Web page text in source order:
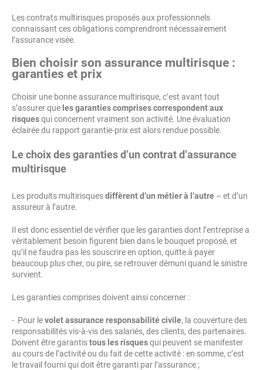
Les contrats multirisques proposés aux professionnels
connaissant ces obligations comprendront nécessairement
l’assurance visée.
Bien choisir son assurance multirisque :
garanties et prix
Choisir une bonne assurance multirisque, c’est avant tout
s’assurer que les garanties comprises correspondent aux
risquesqui concernent vraiment son activité. Une évaluation
éclairée du rapport garantie-prix est alors rendue possible.
Le choix des garanties d’un contrat d’assurance
multirisque
Les produits multirisquesdiffèrent d’un métier à l’autre – et d’un
assureur à l’autre.
Il est donc essentiel de vérifier que les garanties dont l’entreprise a
véritablement besoin figurent bien dans le bouquet proposé, et
qu’il ne faudra pas les souscrire en option, quitte à payer
beaucoup plus cher, ou pire, se retrouver démuni quand le sinistre
survient.
Les garanties comprises doivent ainsi concerner :
- Pour levolet assurance responsabilité civile, la couverture des
responsabilités vis-à-vis des salariés, des clients, des partenaires.
Doivent être garantistous les risquesqui peuvent se manifester
au cours de l’activité ou du fait de cette activité : en somme, c’est
le travail fourni qui doit être garanti par l’assurance ;